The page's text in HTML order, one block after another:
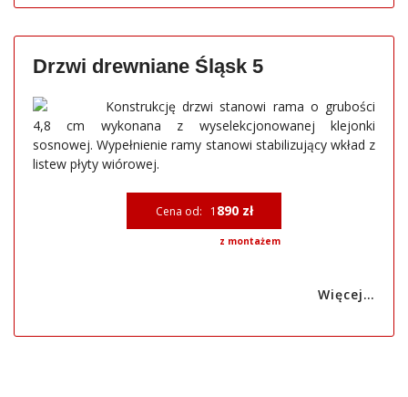
Drzwi drewniane Śląsk 5
Konstrukcję drzwi stanowi rama o grubości
4,8 cm wykonana z wyselekcjonowanej klejonki
sosnowej. Wypełnienie ramy stanowi stabilizujący wkład z
listew płyty wiórowej.
Cena od: 1 890 zł
z montażem
Więcej…